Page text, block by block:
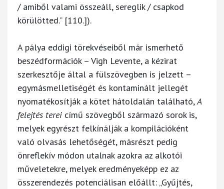
/ amiből valami összeáll, sereglik / csapkod
körülötted.” [110.]).
A pálya eddigi törekvéseiből már ismerhető
beszédformációk – Vigh Levente, a kézirat
szerkesztője által a fülszövegben is jelzett –
egymásmelletiségét és kontaminált jellegét
nyomatékosítják a kötet hátoldalán található, A
felejtés terei című szövegből származó sorok is,
melyek egyrészt felkínálják a kompilációként
való olvasás lehetőségét, másrészt pedig
önreflekív módon utalnak azokra az alkotói
műveletekre, melyek eredményeképp ez az
összerendezés potenciálisan előállt: „Gyűjtés,